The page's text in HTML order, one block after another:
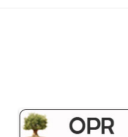
OLIVAR SOSTENIBLE